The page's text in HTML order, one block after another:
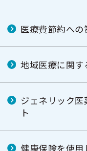
医療費節約へ
地域医療に関す
ジェネリック
ト
健康保険を使用